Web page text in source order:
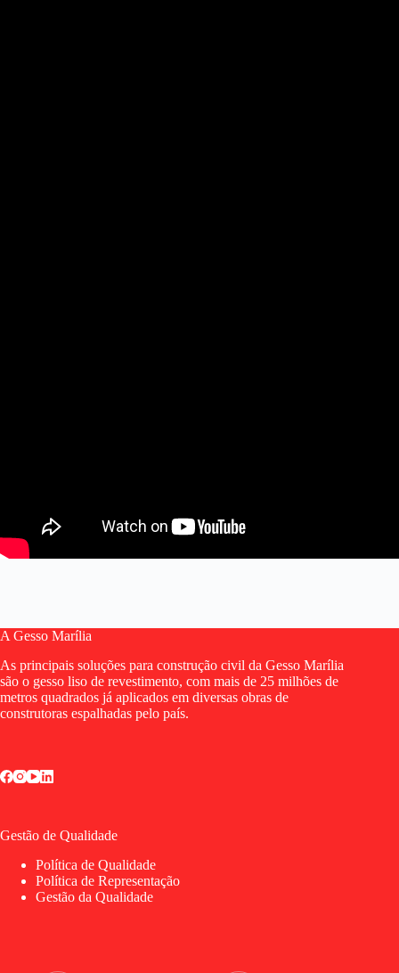
A Gesso Marília
As principais soluções para construção civil da Gesso Marília
são o gesso liso de revestimento, com mais de 25 milhões de
metros quadrados já aplicados em diversas obras de
construtoras espalhadas pelo país.
Gestão de Qualidade
Política de Qualidade
Política de Representação
Gestão da Qualidade